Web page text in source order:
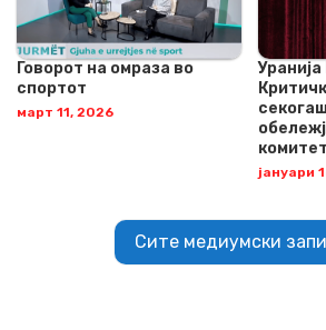
Говорот на омраза во
спортот
март 11, 2026
комитет
јануари
Сите медиумски